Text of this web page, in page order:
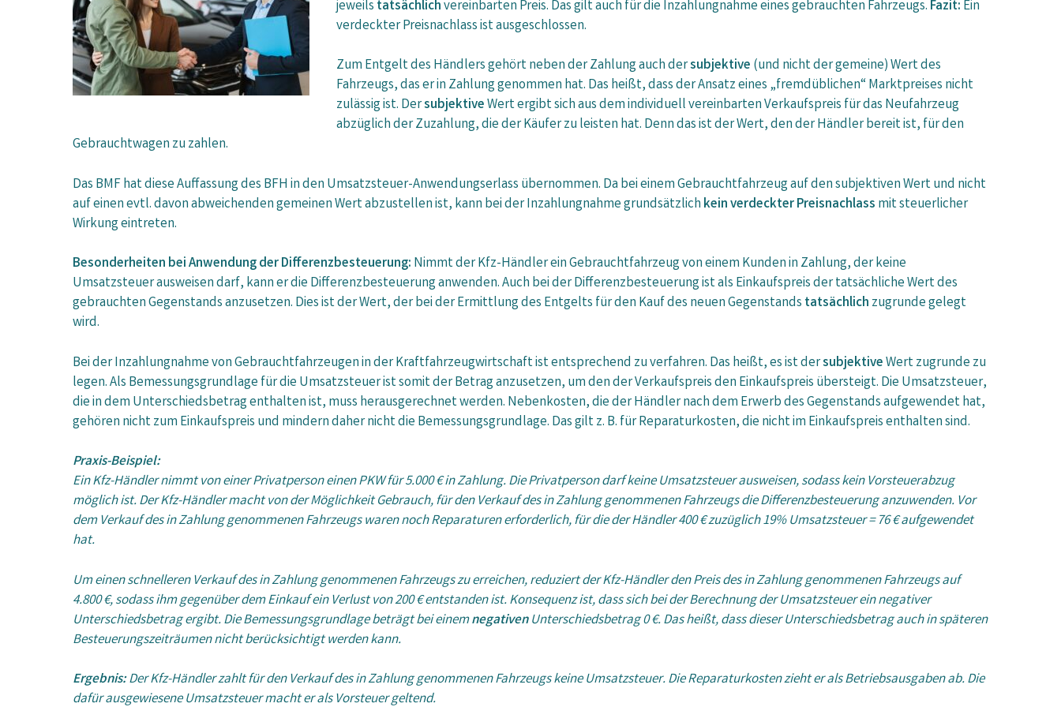
jeweils tatsächlichvereinbarten Preis. Das gilt auch für die Inzahlungnahme eines gebrauchten Fahrzeugs. Fazit: Ein
verdeckter Preisnachlass ist ausgeschlossen.
Zum Entgelt des Händlers gehört neben der Zahlung auch dersubjektive (und nicht der gemeine) Wert des
Fahrzeugs, das er in Zahlung genommen hat. Das heißt, dass der Ansatz eines „fremdüblichen“ Marktpreises nicht
zulässig ist. DersubjektiveWert ergibt sich aus dem individuell vereinbarten Verkaufspreis für das Neufahrzeug
abzüglich der Zuzahlung, die der Käufer zu leisten hat. Denn das ist der Wert, den der Händler bereit ist, für den
Gebrauchtwagen zu zahlen.
Das BMF hat diese Auffassung des BFH in den Umsatzsteuer-Anwendungserlass übernommen. Da bei einem Gebrauchtfahrzeug auf den subjektiven Wert und nicht
auf einen evtl. davon abweichenden gemeinen Wert abzustellen ist, kann bei der Inzahlungnahme grundsätzlich kein verdeckter Preisnachlass mit steuerlicher
Wirkung eintreten.
Besonderheiten bei Anwendung der Differenzbesteuerung: Nimmt der Kfz-Händler ein Gebrauchtfahrzeug von einem Kunden in Zahlung, der keine
Umsatzsteuer ausweisen darf, kann er die Differenzbesteuerung anwenden. Auch bei der Differenzbesteuerung ist als Einkaufspreis der tatsächliche Wert des
gebrauchten Gegenstands anzusetzen. Dies ist der Wert, der bei der Ermittlung des Entgelts für den Kauf des neuen Gegenstands tatsächlich zugrunde gelegt
wird.
Bei der Inzahlungnahme von Gebrauchtfahrzeugen in der Kraftfahrzeugwirtschaft ist entsprechend zu verfahren. Das heißt, es ist dersubjektiveWert zugrunde zu
legen. Als Bemessungsgrundlage für die Umsatzsteuer ist somit der Betrag anzusetzen, um den der Verkaufspreis den Einkaufspreis übersteigt. Die Umsatzsteuer,
die in dem Unterschiedsbetrag enthalten ist, muss herausgerechnet werden. Nebenkosten, die der Händler nach dem Erwerb des Gegenstands aufgewendet hat,
gehören nicht zum Einkaufspreis und mindern daher nicht die Bemessungsgrundlage. Das gilt z. B. für Reparaturkosten, die nicht im Einkaufspreis enthalten sind.
Praxis-Beispiel:
Ein Kfz-Händler nimmt von einer Privatperson einen PKW für 5.000 € in Zahlung. Die Privatperson darf keine Umsatzsteuer ausweisen, sodass kein Vorsteuerabzug
möglich ist. Der Kfz-Händler macht von der Möglichkeit Gebrauch, für den Verkauf des in Zahlung genommenen Fahrzeugs die Differenzbesteuerung anzuwenden. Vor
dem Verkauf des in Zahlung genommenen Fahrzeugs waren noch Reparaturen erforderlich, für die der Händler 400 € zuzüglich 19% Umsatzsteuer = 76 € aufgewendet
hat.
Um einen schnelleren Verkauf des in Zahlung genommenen Fahrzeugs zu erreichen, reduziert der Kfz-Händler den Preis des in Zahlung genommenen Fahrzeugs auf
4.800 €, sodass ihm gegenüber dem Einkauf ein Verlust von 200 € entstanden ist. Konsequenz ist, dass sich bei der Berechnung der Umsatzsteuer ein negativer
Unterschiedsbetrag ergibt. Die Bemessungsgrundlage beträgt bei einemnegativenUnterschiedsbetrag 0 €. Das heißt, dass dieser Unterschiedsbetrag auch in späteren
Besteuerungszeiträumen nicht berücksichtigt werden kann.
Ergebnis:Der Kfz-Händler zahlt für den Verkauf des in Zahlung genommenen Fahrzeugs keine Umsatzsteuer. Die Reparaturkosten zieht er als Betriebsausgaben ab. Die
dafür ausgewiesene Umsatzsteuer macht er als Vorsteuer geltend.